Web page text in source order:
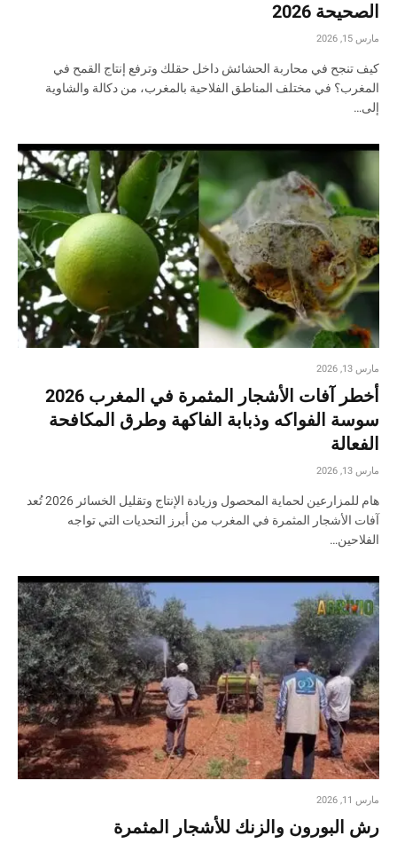
الصحيحة 2026
مارس 15, 2026
كيف تنجح في محاربة الحشائش داخل حقلك وترفع إنتاج القمح في
المغرب؟ في مختلف المناطق الفلاحية بالمغرب، من دكالة والشاوية
إلى…
مارس 13, 2026
أخطر آفات الأشجار المثمرة في المغرب 2026
سوسة الفواكه وذبابة الفاكهة وطرق المكافحة
الفعالة
مارس 13, 2026
هام للمزارعين لحماية المحصول وزيادة الإنتاج وتقليل الخسائر 2026 تُعد
آفات الأشجار المثمرة في المغرب من أبرز التحديات التي تواجه
الفلاحين…
مارس 11, 2026
رش البورون والزنك للأشجار المثمرة